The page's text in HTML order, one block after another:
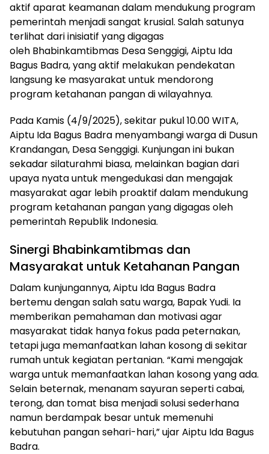
aktif aparat keamanan dalam mendukung program
pemerintah menjadi sangat krusial. Salah satunya
terlihat dari inisiatif yang digagas
oleh Bhabinkamtibmas Desa Senggigi, Aiptu Ida
Bagus Badra, yang aktif melakukan pendekatan
langsung ke masyarakat untuk mendorong
program ketahanan pangan di wilayahnya.
Pada Kamis (4/9/2025), sekitar pukul 10.00 WITA,
Aiptu Ida Bagus Badra menyambangi warga di Dusun
Krandangan, Desa Senggigi. Kunjungan ini bukan
sekadar silaturahmi biasa, melainkan bagian dari
upaya nyata untuk mengedukasi dan mengajak
masyarakat agar lebih proaktif dalam mendukung
program ketahanan pangan yang digagas oleh
pemerintah Republik Indonesia.
Sinergi Bhabinkamtibmas dan
Masyarakat untuk Ketahanan Pangan
Dalam kunjungannya, Aiptu Ida Bagus Badra
bertemu dengan salah satu warga, Bapak Yudi. Ia
memberikan pemahaman dan motivasi agar
masyarakat tidak hanya fokus pada peternakan,
tetapi juga memanfaatkan lahan kosong di sekitar
rumah untuk kegiatan pertanian. “Kami mengajak
warga untuk memanfaatkan lahan kosong yang ada.
Selain beternak, menanam sayuran seperti cabai,
terong, dan tomat bisa menjadi solusi sederhana
namun berdampak besar untuk memenuhi
kebutuhan pangan sehari-hari,” ujar Aiptu Ida Bagus
Badra.